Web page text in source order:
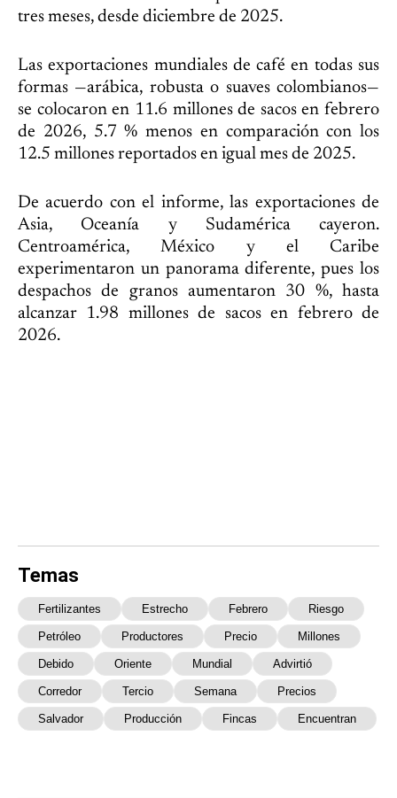
tres meses, desde diciembre de 2025.
Las exportaciones mundiales de café en todas sus
formas —arábica, robusta o suaves colombianos—
se colocaron en 11.6 millones de sacos en febrero
de 2026, 5.7 % menos en comparación con los
12.5 millones reportados en igual mes de 2025.
De acuerdo con el informe, las exportaciones de
Asia, Oceanía y Sudamérica cayeron.
Centroamérica, México y el Caribe
experimentaron un panorama diferente, pues los
despachos de granos aumentaron 30 %, hasta
alcanzar 1.98 millones de sacos en febrero de
2026.
Temas
Fertilizantes Estrecho Febrero Riesgo
Petróleo Productores Precio Millones
Debido Oriente Mundial Advirtió
Corredor Tercio Semana Precios
Salvador Producción Fincas Encuentran